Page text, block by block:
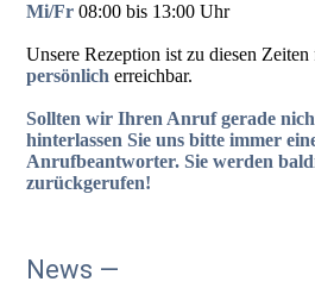
Mi/Fr 08:00 bis 13:00 Uhr
Unsere Rezeption ist zu diesen
persönlich erreichbar.
Sollten wir Ihren Anruf gerade
hinterlassen Sie uns bitte immer
Anrufbeantworter. Sie werden
zurückgerufen!
News ­—